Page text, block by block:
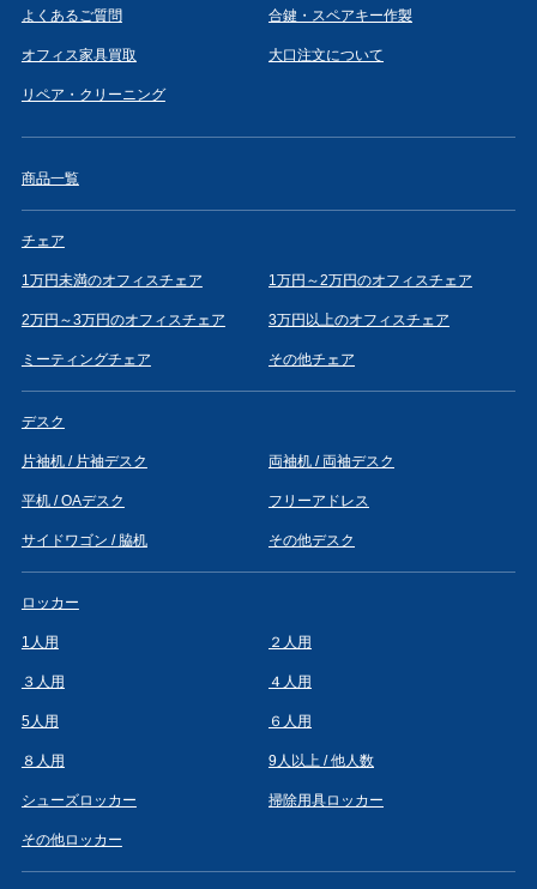
よくあるご質問 合鍵・スペアキー作製
オフィス家具買取 大口注文について
リペア・クリーニング
商品一覧
チェア
1万円未満のオフィスチェア 1万円～2万円のオフィスチェア
2万円～3万円のオフィスチェア 3万円以上のオフィスチェア
ミーティングチェア その他チェア
デスク
片袖机 / 片袖デスク 両袖机 / 両袖デスク
平机 / OAデスク フリーアドレス
サイドワゴン / 脇机 その他デスク
ロッカー
1人用 ２人用
３人用 ４人用
5人用 ６人用
８人用 9人以上 / 他人数
シューズロッカー 掃除用具ロッカー
その他ロッカー